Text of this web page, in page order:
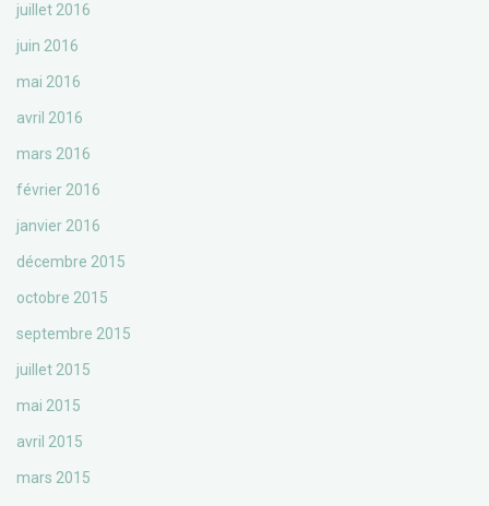
juillet 2016
juin 2016
mai 2016
avril 2016
mars 2016
février 2016
janvier 2016
décembre 2015
octobre 2015
septembre 2015
juillet 2015
mai 2015
avril 2015
mars 2015